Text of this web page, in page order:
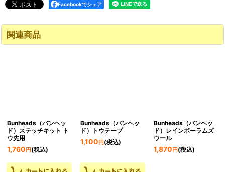
Facebookでシェア
関連商品
Bunheads（バンヘッ
ド）ステッチキット ト
ウ先用
1,760 円 (税込)
Bunheads（バンヘッ
ド）トウテープ
1,100 円(税込)
Bunheads（バンヘッ
ド）レインボーラムズ
ウール
1,870 円(税込)